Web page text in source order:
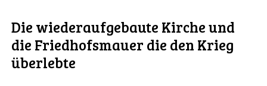
Die wiederaufgebaute Kirche und
die Friedhofsmauer die den Krieg
überlebte